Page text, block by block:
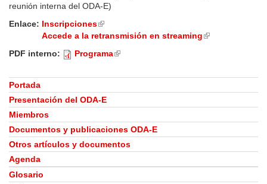
reunión interna del ODA-E)
Enlace: Inscripciones(link
is
Accede a la retransmisión en streaming(link
PDF interno: Programa(link
external)
Portada
Presentación del ODA-E
Miembros
Documentos y publicaciones ODA-E
Otros artículos y documentos
Agenda
Glosario